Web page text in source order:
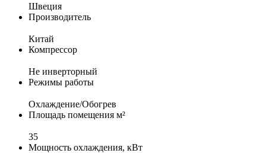
Швеция
Производитель
Китай
Компрессор
Не инверторный
Режимы работы
Охлаждение/Обогрев
Площадь помещения м²
35
Мощность охлаждения, кВт